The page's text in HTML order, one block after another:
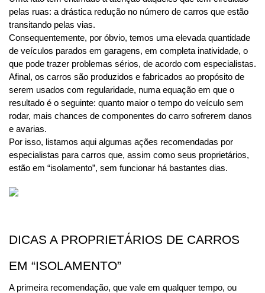
pelas ruas: a drástica redução no número de carros que estão
transitando pelas vias.
Consequentemente, por óbvio, temos uma elevada quantidade
de veículos parados em garagens, em completa inatividade, o
que pode trazer problemas sérios, de acordo com especialistas.
Afinal, os carros são produzidos e fabricados ao propósito de
serem usados com regularidade, numa equação em que o
resultado é o seguinte: quanto maior o tempo do veículo sem
rodar, mais chances de componentes do carro sofrerem danos
e avarias.
Por isso, listamos aqui algumas ações recomendadas por
especialistas para carros que, assim como seus proprietários,
estão em “isolamento”, sem funcionar há bastantes dias.
DICAS A PROPRIETÁRIOS DE CARROS
EM “ISOLAMENTO”
A primeira recomendação, que vale em qualquer tempo, ou